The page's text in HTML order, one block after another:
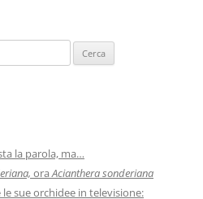
la parola, ma…
ora Acianthera sonderiana
sue orchidee in televisione: